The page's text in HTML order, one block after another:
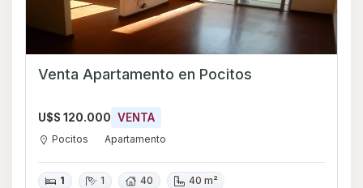
Venta Apartamento en Pocitos
U$S 120.000 VENTA
Pocitos Apartamento
1 1 40 40 m²